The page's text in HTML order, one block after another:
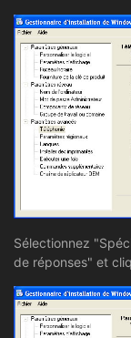
Sélectionnez
de réponses" et